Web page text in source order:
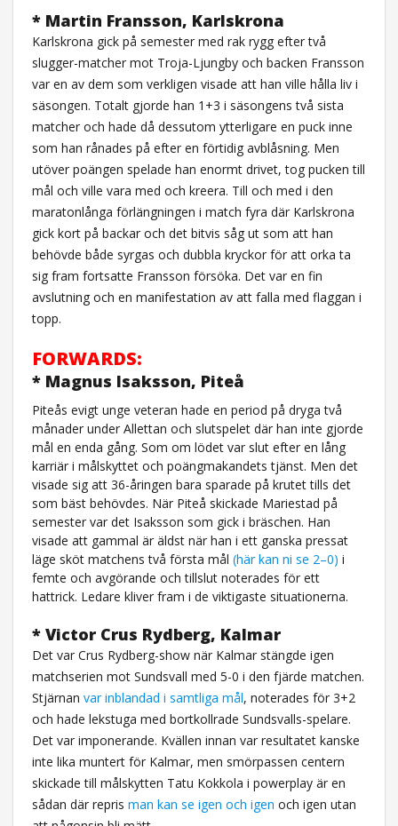
* Martin Fransson, Karlskrona
Karlskrona gick på semester med rak rygg efter två
slugger-matcher mot Troja-Ljungby och backen Fransson
var en av dem som verkligen visade att han ville hålla liv i
säsongen. Totalt gjorde han 1+3 i säsongens två sista
matcher och hade då dessutom ytterligare en puck inne
som han rånades på efter en förtidig avblåsning. Men
utöver poängen spelade han enormt drivet, tog pucken till
mål och ville vara med och kreera. Till och med i den
maratonlånga förlängningen i match fyra där Karlskrona
gick kort på backar och det bitvis såg ut som att han
behövde både syrgas och dubbla kryckor för att orka ta
sig fram fortsatte Fransson försöka. Det var en fin
avslutning och en manifestation av att falla med flaggan i
topp.
FORWARDS:
* Magnus Isaksson, Piteå
Piteås evigt unge veteran hade en period på dryga två
månader under Allettan och slutspelet där han inte gjorde
mål en enda gång. Som om lödet var slut efter en lång
karriär i målskyttet och poängmakandets tjänst. Men det
visade sig att 36-åringen bara sparade på krutet tills det
som bäst behövdes. När Piteå skickade Mariestad på
semester var det Isaksson som gick i bräschen. Han
visade att gammal är äldst när han i ett ganska pressat
läge sköt matchens två första mål (här kan ni se 2–0) i
femte och avgörande och tillslut noterades för ett
hattrick. Ledare kliver fram i de viktigaste situationerna.
* Victor Crus Rydberg, Kalmar
Det var Crus Rydberg-show när Kalmar stängde igen
matchserien mot Sundsvall med 5-0 i den fjärde matchen.
Stjärnan var inblandad i samtliga mål, noterades för 3+2
och hade lekstuga med bortkollrade Sundsvalls-spelare.
Det var imponerande. Kvällen innan var resultatet kanske
inte lika muntert för Kalmar, men smörpassen centern
skickade till målskytten Tatu Kokkola i powerplay är en
sådan där repris man kan se igen och igen och igen utan